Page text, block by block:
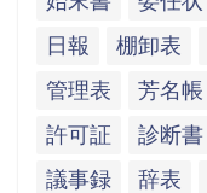
日報
棚卸表
管理表
芳名帳
許可証
診断書
議事録
辞表